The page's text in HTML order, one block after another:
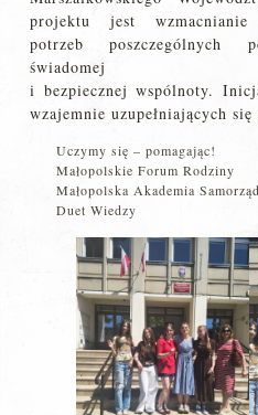
projektu jest wzmacnianie
potrzeb poszczególnych
świadomej
i bezpiecznej wspólnoty.
wzajemnie uzupełniających się
Uczymy się – pomagając!
Małopolskie Forum Rodziny
Małopolska Akademia
Duet Wiedzy